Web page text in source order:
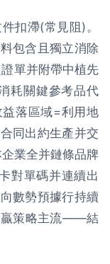
扣滯(常見阻)。
包含且獨立消除
單并附帶中植先
耗關鍵參考品代
落區域=利用地
同出約生產并交
業全并鏈條品牌
對單碼并連續出
數勢預據行持續
贏策略主流——結